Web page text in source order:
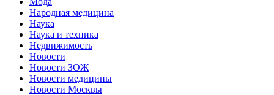
Народная медицина
Наука
Наука и техника
Недвижимость
Новости
Новости ЗОЖ
Новости медицины
Новости Москвы